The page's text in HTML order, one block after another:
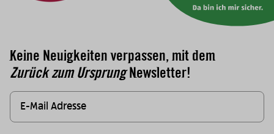
Keine Neuigkeiten verpassen, mit dem
Zurück zum UrsprungNewsletter!